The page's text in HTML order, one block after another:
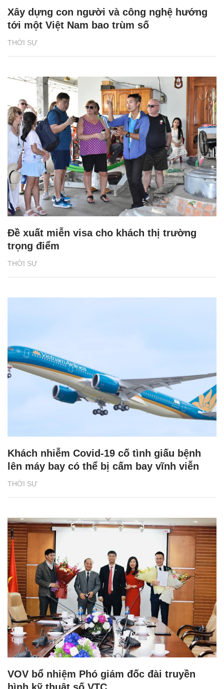
THỜI SỰ
Xây dựng con người và công nghệ hướng
tới một Việt Nam bao trùm số
THỜI SỰ
Đề xuất miễn visa cho khách thị trường
trọng điểm
THỜI SỰ
Khách nhiễm Covid-19 cố tình giấu bệnh
lên máy bay có thể bị cấm bay vĩnh viễn
VOV bổ nhiệm Phó giám đốc đài truyền